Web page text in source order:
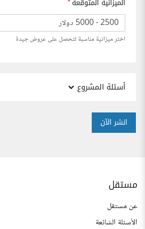
الميزانية المتوقعة*
2500 - 5000 دولار
اختر ميزانية مناسبة لتحصل على عروض جيدة
أسئلة المشروع
انشر الآن
مستقل
عن مستقل
الأسئلة الشائعة